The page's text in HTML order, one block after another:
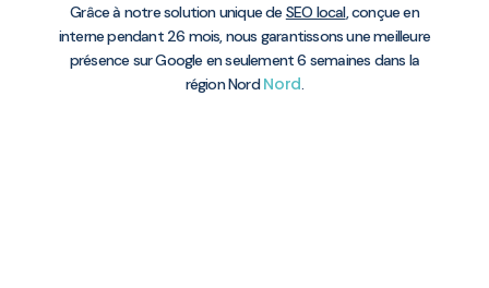
Grâce à notre solution unique de SEO local, conçue en
interne pendant 26 mois, nous garantissons une meilleure
présence sur Google en seulement 6 semaines dans la
région NordNord.